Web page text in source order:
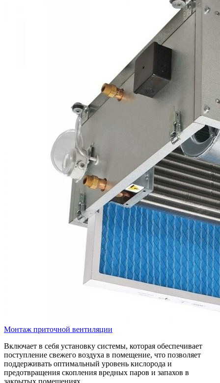
Монтаж приточной вентиляции
Включает в себя установку системы, которая обеспечивает
поступление свежего воздуха в помещение, что позволяет
поддерживать оптимальный уровень кислорода и
предотвращения скопления вредных паров и запахов в